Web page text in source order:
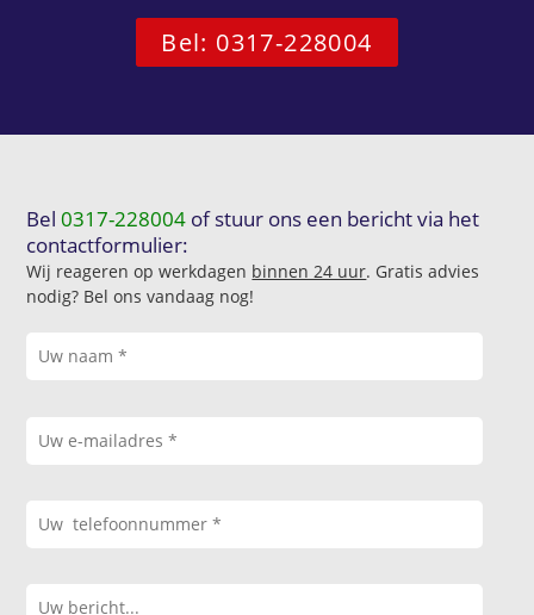
Bel: 0317-228004
Bel0317-228004 of stuur ons een bericht via het
contactformulier:
Wij reageren op werkdagen binnen 24 uur. Gratis advies
nodig? Bel ons vandaag nog!